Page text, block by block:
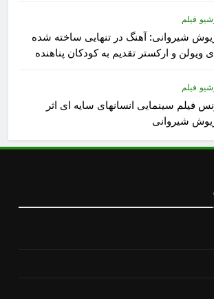
فیلم
شیروانی: آهنگ در تنهایی ساخته شده
ویولن و ارکستر تقدیم به کودکان پناهنده
فیلم
فیلم سینمایی انسانهای سایه ای اثر
شیروانی